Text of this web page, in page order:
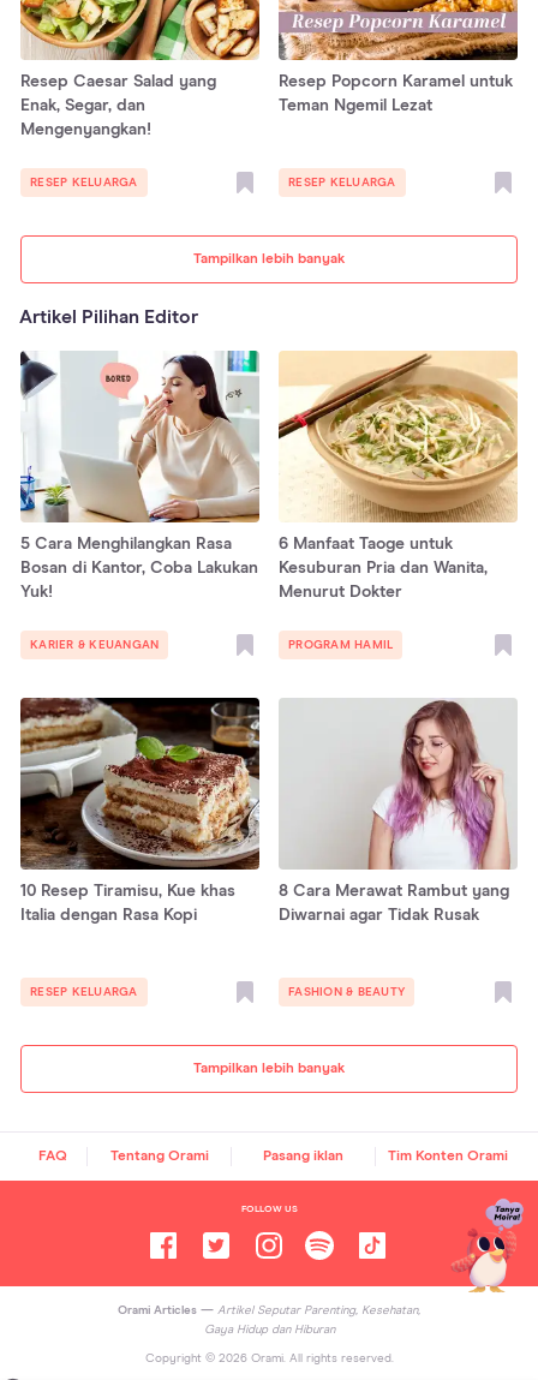
Tampilkan lebih banyak
Resep Caesar Salad yang
Enak, Segar, dan
Mengenyangkan!
RESEP KELUARGA
Resep Popcorn Karamel untuk
Teman Ngemil Lezat
RESEP KELUARGA
Artikel Pilihan Editor
Tampilkan lebih banyak
5 Cara Menghilangkan Rasa
Bosan di Kantor, Coba Lakukan
Yuk!
KARIER & KEUANGAN
6 Manfaat Taoge untuk
Kesuburan Pria dan Wanita,
Menurut Dokter
PROGRAM HAMIL
10 Resep Tiramisu, Kue khas
Italia dengan Rasa Kopi
RESEP KELUARGA
8 Cara Merawat Rambut yang
Diwarnai agar Tidak Rusak
FASHION & BEAUTY
FAQ Tentang Orami Pasang iklan Tim Konten Orami
FOLLOW US
Orami Articles — Artikel Seputar Parenting, Kesehatan,
Gaya Hidup dan Hiburan
Copyright © 2026Orami. All rights reserved.